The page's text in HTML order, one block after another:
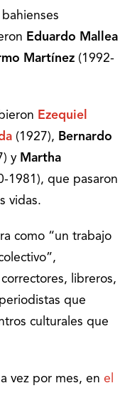
Eduardo Mallea
Martínez (1992-
Ezequiel
(1927), Bernardo
y Martha
1981), que pasaron
vidas.
como “un trabajo
libreros,
que
culturales que
vez por mes, en el